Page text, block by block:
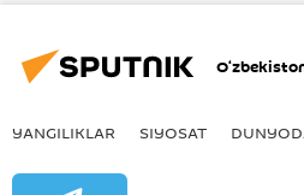
YANGILIKLAR SIYOSAT